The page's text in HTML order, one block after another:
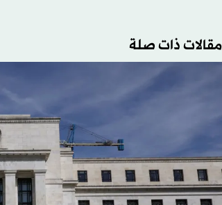
مقالات ذات صلة